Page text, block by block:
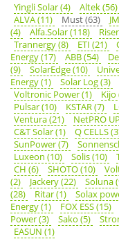
Yingli Solar (4) Altek (56)
ALVA (11)
Must (63)
(4)
Alfa.Solar (118)
Trannergy (8)
ETI (21)
Energy (17)
ABB (54)
(9)
SolarEdge (10)
Energy (1)
Solar Log (3)
Voltronic Power (1)
Kijo
Pulsar (10)
KSTAR (7)
Ventura (21)
NetPRO
C&T Solar (1)
Q CELLS
SunPower (7)
Luxeon (10)
Solis (10)
CH (6)
SHOTO (10)
(2)
Jackery (22) Soluna
(28)
Ritar (1) Solax
Energy (1)
FOX ESS (15)
Power (3)
Sako (5)
EASUN (1)